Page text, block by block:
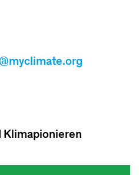
Klimapionieren